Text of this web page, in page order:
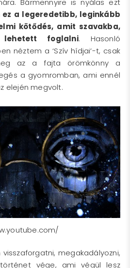
Bármennyire is nyálas ezt
ez a legeredetibb, leginkább
kötődés, amit szavakba,
lehetett foglalni. Hasonló
néztem a ‘Szív hídjai’-t, csak
az a fajta örömkönny a
a gyomromban, ami ennél
elején megvolt.
megakadályozni,
vége, ami végül lesz